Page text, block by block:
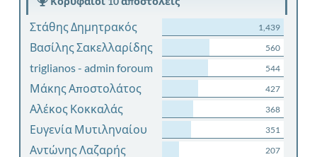
Στάθης Δημητρακός 1,439
Βασίλης Σακελλαρίδης 560
triglianos - admin foroum 544
Μάκης Αποστολάτος 427
Αλέκος Κοκκαλάς 368
Ευγενία Μυτιληναίου 351
Αντώνης Λαζαρής 207